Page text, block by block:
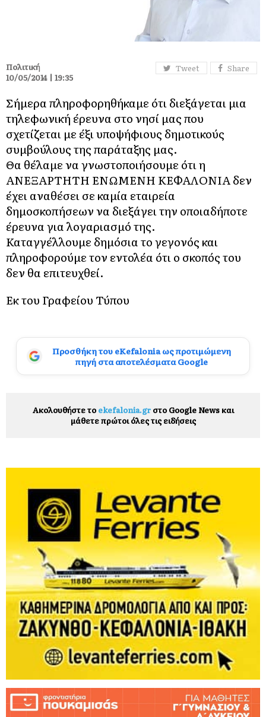
Tweet Share
Πολιτική
10/05/2014 | 19:35
Σήμερα πληροφορηθήκαμε ότι διεξάγεται μια
τηλεφωνική έρευνα στο νησί μας που
σχετίζεται με έξι υποψήφιους δημοτικούς
συμβούλους της παράταξης μας.
Θα θέλαμε να γνωστοποιήσουμε ότι η
ΑΝΕΞΑΡΤΗΤΗ ΕΝΩΜΕΝΗ ΚΕΦΑΛΟΝΙΑ δεν
έχει αναθέσει σε καμία εταιρεία
δημοσκοπήσεων να διεξάγει την οποιαδήποτε
έρευνα για λογαριασμό της.
Καταγγέλλουμε δημόσια το γεγονός και
πληροφορούμε τον εντολέα ότι ο σκοπός του
δεν θα επιτευχθεί.
Εκ του Γραφείου Τύπου
Προσθήκη του eKefalonia ως προτιμώμενη
πηγή στα αποτελέσματα Google
Ακολουθήστε το ekefalonia.grστο Google News και
μάθετε πρώτοι όλες τις ειδήσεις